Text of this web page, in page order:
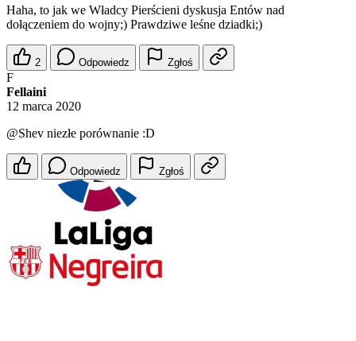
Haha, to jak we Władcy Pierścieni dyskusja Entów nad
dołączeniem do wojny;) Prawdziwe leśne dziadki;)
2 Odpowiedz Zgłoś
F
Fellaini
12 marca 2020
@Shev niezłe porównanie :D
Odpowiedz Zgłoś